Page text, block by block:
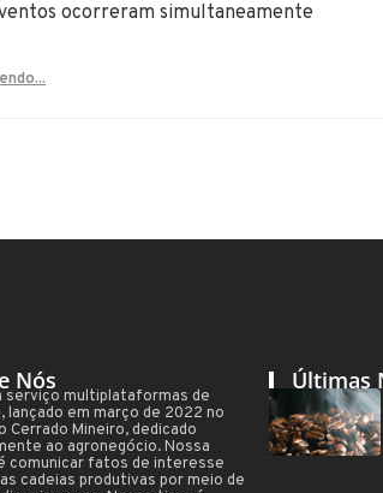
ocorreram simultaneamente
Nós
serviço multiplataformas de
lançado em março de 2022 no
Cerrado Mineiro, dedicado
ao agronegócio. Nossa
comunicar fatos de interesse
cadeias produtivas por meio de
Últimas